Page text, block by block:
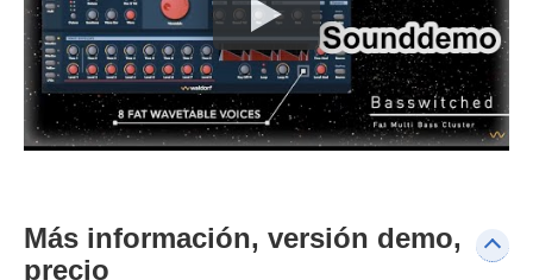
Más información, versión demo,
precio